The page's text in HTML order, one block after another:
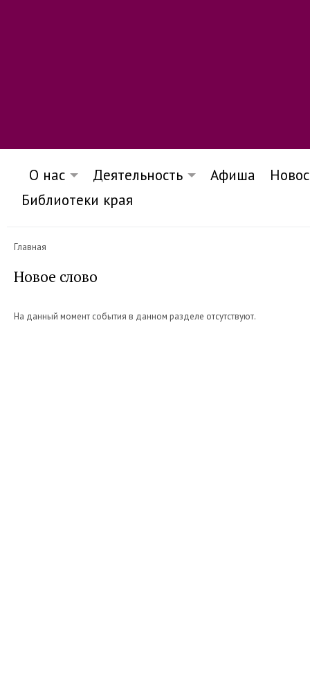
О нас Деятельность Афиша
Библиотеки края
Главная
Новое слово
На данный момент события в данном разделе отсутствуют.